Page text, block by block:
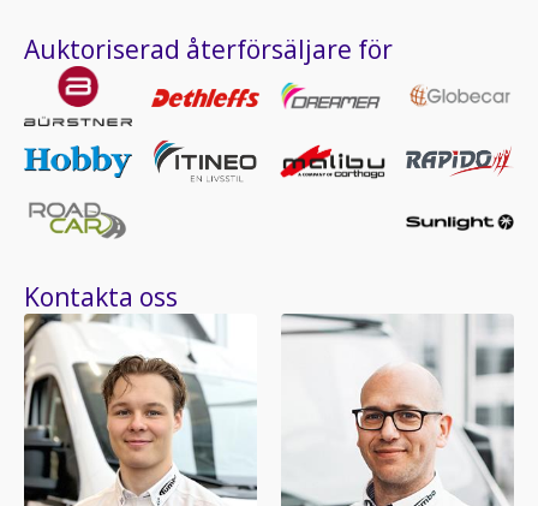
Auktoriserad återförsäljare för
Kontakta oss